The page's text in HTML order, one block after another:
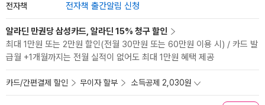
전자책 전자책 출간알림 신청
알라딘 만권당 삼성카드, 알라딘 15% 청구 할인
최대 1만원 또는 2만원 할인(전월 30만원 또는 60만원 이용 시) / 카드 발
급월 +1개월까지는 전월 실적이 없어도 최대 1만원 혜택 제공
카드/간편결제 할인 무이자 할부 소득공제 2,030원